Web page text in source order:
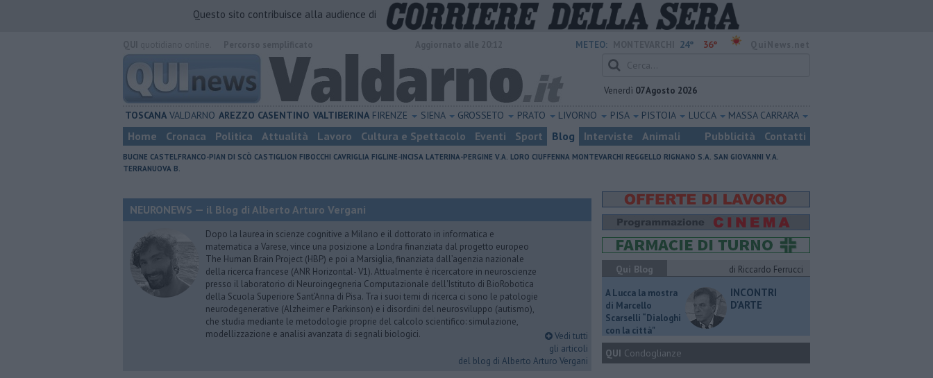
Questo sito contribuisce alla audience di
METEO: 24° 36°
Venerdì 07 Agosto 2026
TOSCANA VALDARNO AREZZO CASENTINO VALTIBERINA FIRENZE SIENA GROSSETO PRATO LIVORNO PISA PISTOIA LUCCA MASSA CARRARA
Home Cronaca Politica Attualità Lavoro Cultura e Spettacolo Eventi Sport Blog Interviste Animali Pubblicità Contatti
BUCINE CASTELFRANCO-PIAN DI SCÒ CASTIGLION FIBOCCHI CAVRIGLIA FIGLINE-INCISA LATERINA-PERGINE V.A. LORO CIUFFENNA MONTEVARCHI REGGELLO RIGNANO S.A. SAN GIOVANNI V.A.
TERRANUOVA B.
NEURONEWS — il Blog di Alberto Arturo Vergani
Dopo la laurea in scienze cognitive a Milano e il dottorato in informatica e
matematica a Varese, vince una posizione a Londra finanziata dal progetto europeo
The Human Brain Project (HBP) e poi a Marsiglia, finanziata dall’agenzia nazionale
della ricerca francese (ANR Horizontal- V1). Attualmente è ricercatore in neuroscienze
presso il laboratorio di Neuroingegneria Computazionale dell'Istituto di BioRobotica
della Scuola Superiore Sant’Anna di Pisa. Tra i suoi temi di ricerca ci sono le patologie
neurodegenerative (Alzheimer e Parkinson) e i disordini del neurosviluppo (autismo),
che studia mediante le metodologie proprie del calcolo scientifico: simulazione,
modellizzazione e analisi avanzata di segnali biologici.
Vedi tutti
gli articoli
del blog di Alberto Arturo Vergani
Qui Blog
di Riccardo Ferrucci
A Lucca la mostra
di Marcello
Scarselli “Dialoghi
con la città"
INCONTRI
D'ARTE
QUI Condoglianze